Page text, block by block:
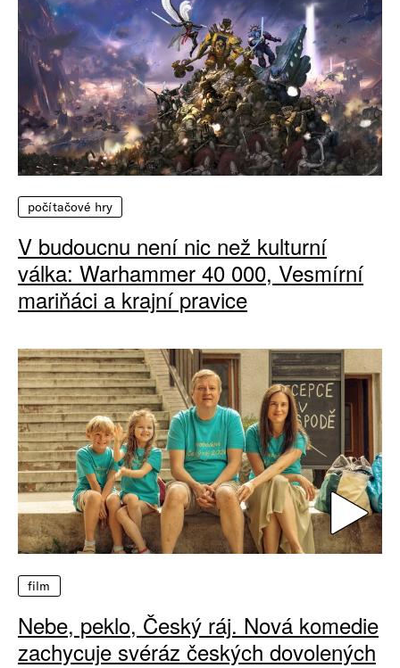
počítačové hry
V budoucnu není nic než kulturní
válka: Warhammer 40 000, Vesmírní
mariňáci a krajní pravice
film
Nebe, peklo, Český ráj. Nová komedie
zachycuje svéráz českých dovolených